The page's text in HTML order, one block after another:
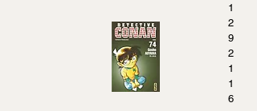
1
2
9
2
1
1
6